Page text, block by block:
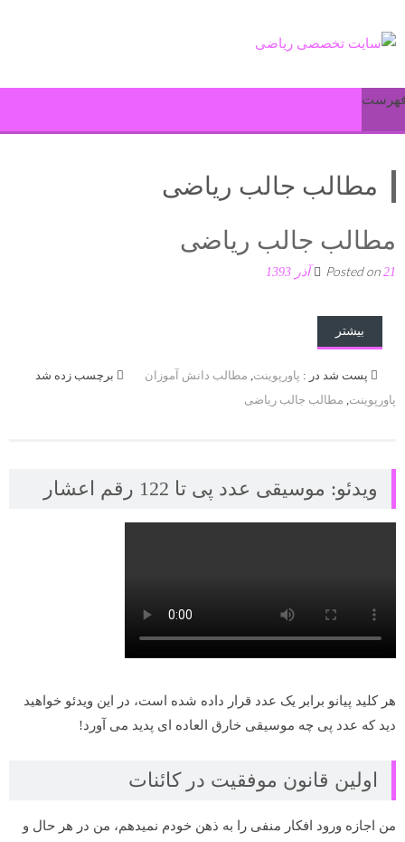
مطالب جالب ریاضی
مطالب جالب ریاضی
Posted on 21 آذر 1393
بیشتر
پست شد در : پاورپوینت, مطالب دانش آموزان
برچسب زده شد
پاورپوینت, مطالب جالب ریاضی
ویدئو: موسیقی عدد پی تا 122 رقم اعشار
هر کلید پیانو برابر یک عدد قرار داده شده است، در این ویدئو خواهید
دید که عدد پی چه موسیقی خارق العاده ای پدید می آورد!
اولین قانون موفقیت در کائنات
من اجازه ورود افکار منفی را به ذهن خودم نمیدهم، من در هر حال و